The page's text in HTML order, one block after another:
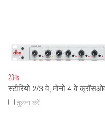
234s
स्टीरियो 2/3 वे, मोनो 4-वे
तुलना करें